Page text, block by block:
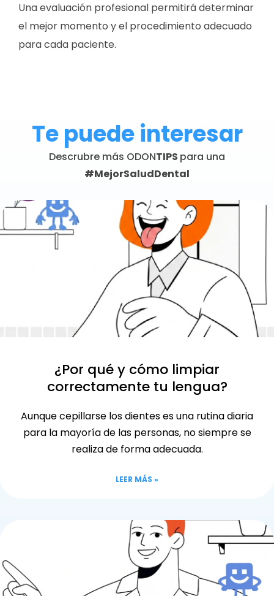
Una evaluación profesional permitirá determinar
el mejor momento y el procedimiento adecuado
para cada paciente.
Te puede interesar
Descrubre más ODONTIPS para una
#MejorSaludDental
¿Por qué y cómo limpiar
correctamente tu lengua?
Aunque cepillarse los dientes es una rutina diaria
para la mayoría de las personas, no siempre se
realiza de forma adecuada.
LEER MÁS »